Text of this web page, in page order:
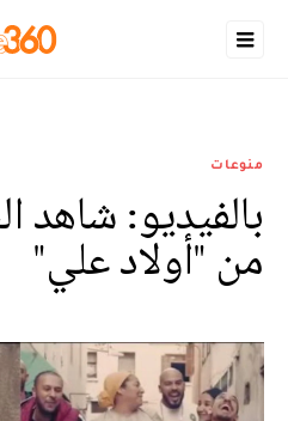
منوعات
بالفيديو: شاهد
من "أولاد علي"